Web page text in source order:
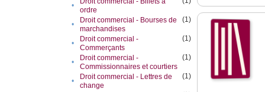
•
ordre
•
Droit commercial - Bourses de
marchandises
(1)
•
Droit commercial -
Commerçants
(1)
•
Droit commercial -
Commissionnaires et courtiers
(1)
•
Droit commercial - Lettres de
change
(1)